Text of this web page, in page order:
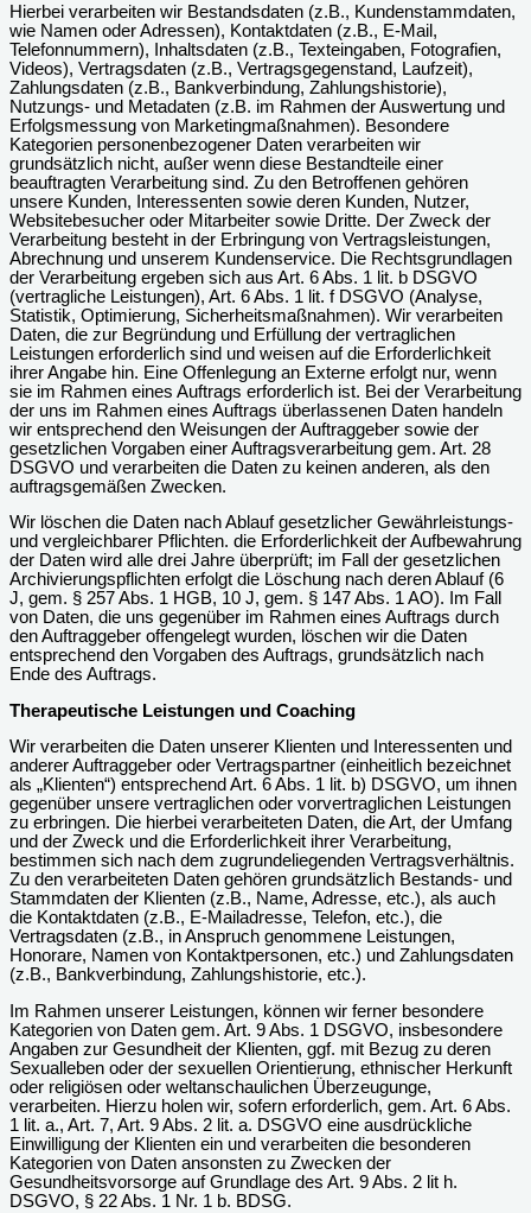
Hierbei verarbeiten wir Bestandsdaten (z.B., Kundenstammdaten,
wie Namen oder Adressen), Kontaktdaten (z.B., E-Mail,
Telefonnummern), Inhaltsdaten (z.B., Texteingaben, Fotografien,
Videos), Vertragsdaten (z.B., Vertragsgegenstand, Laufzeit),
Zahlungsdaten (z.B., Bankverbindung, Zahlungshistorie),
Nutzungs- und Metadaten (z.B. im Rahmen der Auswertung und
Erfolgsmessung von Marketingmaßnahmen). Besondere
Kategorien personenbezogener Daten verarbeiten wir
grundsätzlich nicht, außer wenn diese Bestandteile einer
beauftragten Verarbeitung sind. Zu den Betroffenen gehören
unsere Kunden, Interessenten sowie deren Kunden, Nutzer,
Websitebesucher oder Mitarbeiter sowie Dritte. Der Zweck der
Verarbeitung besteht in der Erbringung von Vertragsleistungen,
Abrechnung und unserem Kundenservice. Die Rechtsgrundlagen
der Verarbeitung ergeben sich aus Art. 6 Abs. 1 lit. b DSGVO
(vertragliche Leistungen), Art. 6 Abs. 1 lit. f DSGVO (Analyse,
Statistik, Optimierung, Sicherheitsmaßnahmen). Wir verarbeiten
Daten, die zur Begründung und Erfüllung der vertraglichen
Leistungen erforderlich sind und weisen auf die Erforderlichkeit
ihrer Angabe hin. Eine Offenlegung an Externe erfolgt nur, wenn
sie im Rahmen eines Auftrags erforderlich ist. Bei der Verarbeitung
der uns im Rahmen eines Auftrags überlassenen Daten handeln
wir entsprechend den Weisungen der Auftraggeber sowie der
gesetzlichen Vorgaben einer Auftragsverarbeitung gem. Art. 28
DSGVO und verarbeiten die Daten zu keinen anderen, als den
auftragsgemäßen Zwecken.
Wir löschen die Daten nach Ablauf gesetzlicher Gewährleistungs-
und vergleichbarer Pflichten. die Erforderlichkeit der Aufbewahrung
der Daten wird alle drei Jahre überprüft; im Fall der gesetzlichen
Archivierungspflichten erfolgt die Löschung nach deren Ablauf (6
J, gem. § 257 Abs. 1 HGB, 10 J, gem. § 147 Abs. 1 AO). Im Fall
von Daten, die uns gegenüber im Rahmen eines Auftrags durch
den Auftraggeber offengelegt wurden, löschen wir die Daten
entsprechend den Vorgaben des Auftrags, grundsätzlich nach
Ende des Auftrags.
Therapeutische Leistungen und Coaching
Wir verarbeiten die Daten unserer Klienten und Interessenten und
anderer Auftraggeber oder Vertragspartner (einheitlich bezeichnet
als „Klienten“) entsprechend Art. 6 Abs. 1 lit. b) DSGVO, um ihnen
gegenüber unsere vertraglichen oder vorvertraglichen Leistungen
zu erbringen. Die hierbei verarbeiteten Daten, die Art, der Umfang
und der Zweck und die Erforderlichkeit ihrer Verarbeitung,
bestimmen sich nach dem zugrundeliegenden Vertragsverhältnis.
Zu den verarbeiteten Daten gehören grundsätzlich Bestands- und
Stammdaten der Klienten (z.B., Name, Adresse, etc.), als auch
die Kontaktdaten (z.B., E-Mailadresse, Telefon, etc.), die
Vertragsdaten (z.B., in Anspruch genommene Leistungen,
Honorare, Namen von Kontaktpersonen, etc.) und Zahlungsdaten
(z.B., Bankverbindung, Zahlungshistorie, etc.).
Im Rahmen unserer Leistungen, können wir ferner besondere
Kategorien von Daten gem. Art. 9 Abs. 1 DSGVO, insbesondere
Angaben zur Gesundheit der Klienten, ggf. mit Bezug zu deren
Sexualleben oder der sexuellen Orientierung, ethnischer Herkunft
oder religiösen oder weltanschaulichen Überzeugunge,
verarbeiten. Hierzu holen wir, sofern erforderlich, gem. Art. 6 Abs.
1 lit. a., Art. 7, Art. 9 Abs. 2 lit. a. DSGVO eine ausdrückliche
Einwilligung der Klienten ein und verarbeiten die besonderen
Kategorien von Daten ansonsten zu Zwecken der
Gesundheitsvorsorge auf Grundlage des Art. 9 Abs. 2 lit h.
DSGVO, § 22 Abs. 1 Nr. 1 b. BDSG.